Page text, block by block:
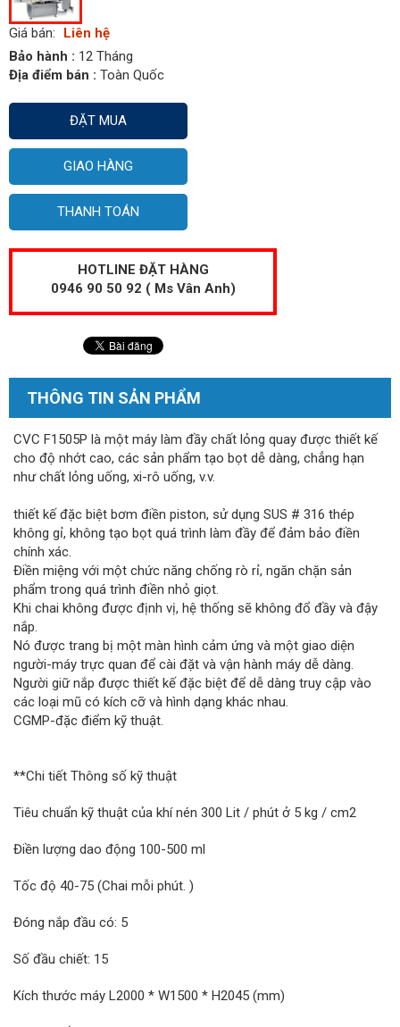
Giá bán:
Liên hệ
Bảo hành : 12 Tháng
Địa điểm bán : Toàn Quốc
ĐẶT MUA
GIAO HÀNG
THANH TOÁN
HOTLINE ĐẶT HÀNG
0946 90 50 92 ( Ms Vân Anh)
THÔNG TIN SẢN PHẨM
CVC F1505P là một máy làm đầy chất lỏng quay được thiết kế
cho độ nhớt cao, các sản phẩm tạo bọt dễ dàng, chẳng hạn
như chất lỏng uống, xi-rô uống, v.v.
thiết kế đặc biệt bơm điền piston, sử dụng SUS # 316 thép
không gỉ, không tạo bọt quá trình làm đầy để đảm bảo điền
chính xác.
Điền miệng với một chức năng chống rò rỉ, ngăn chặn sản
phẩm trong quá trình điền nhỏ giọt.
Khi chai không được định vị, hệ thống sẽ không đổ đầy và đậy
nắp.
Nó được trang bị một màn hình cảm ứng và một giao diện
người-máy trực quan để cài đặt và vận hành máy dễ dàng.
Người giữ nắp được thiết kế đặc biệt để dễ dàng truy cập vào
các loại mũ có kích cỡ và hình dạng khác nhau.
CGMP-đặc điểm kỹ thuật.
**Chi tiết Thông số kỹ thuật
Tiêu chuẩn kỹ thuật của khí nén 300 Lit / phút ở 5 kg / cm2
Điền lượng dao động 100-500 ml
Tốc độ 40-75 (Chai mỗi phút. )
Đóng nắp đầu có: 5
Số đầu chiết: 15
Kích thước máy L2000 * W1500 * H2045 (mm)